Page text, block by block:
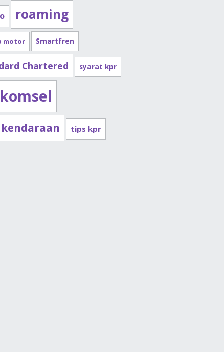
roaming
motor Smartfren
Chartered syarat kpr
tips kpr